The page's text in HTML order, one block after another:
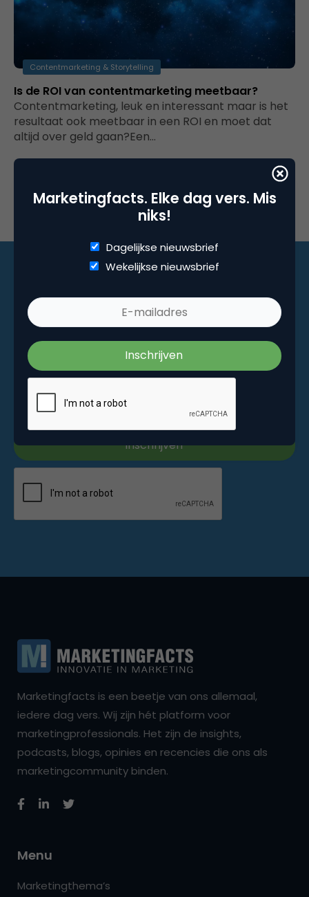
Contentmarketing & Storytelling
Is de ROI van contentmarketing meetbaar?
Contentmarketing, leuk en interessant maar is het
resultaat ook meetbaar in een ROI en moet dat
altijd over geld gaan?Een…
Marketingfacts. Elke dag vers. Mis
niks!
Dagelijkse nieuwsbrief
Wekelijkse nieuwsbrief
Marketingfacts. Elke dag vers. Mis niks!
Wekelijkse nieuwsbrief
Marketingfacts is een beetje van ons allemaal,
iedere dag vers. Wij zijn hét platform voor
marketingprofessionals. Het zijn de insights,
podcasts, blogs, opinies en recencies die ons als
marketingcommunity binden.
Menu
Marketingthema’s